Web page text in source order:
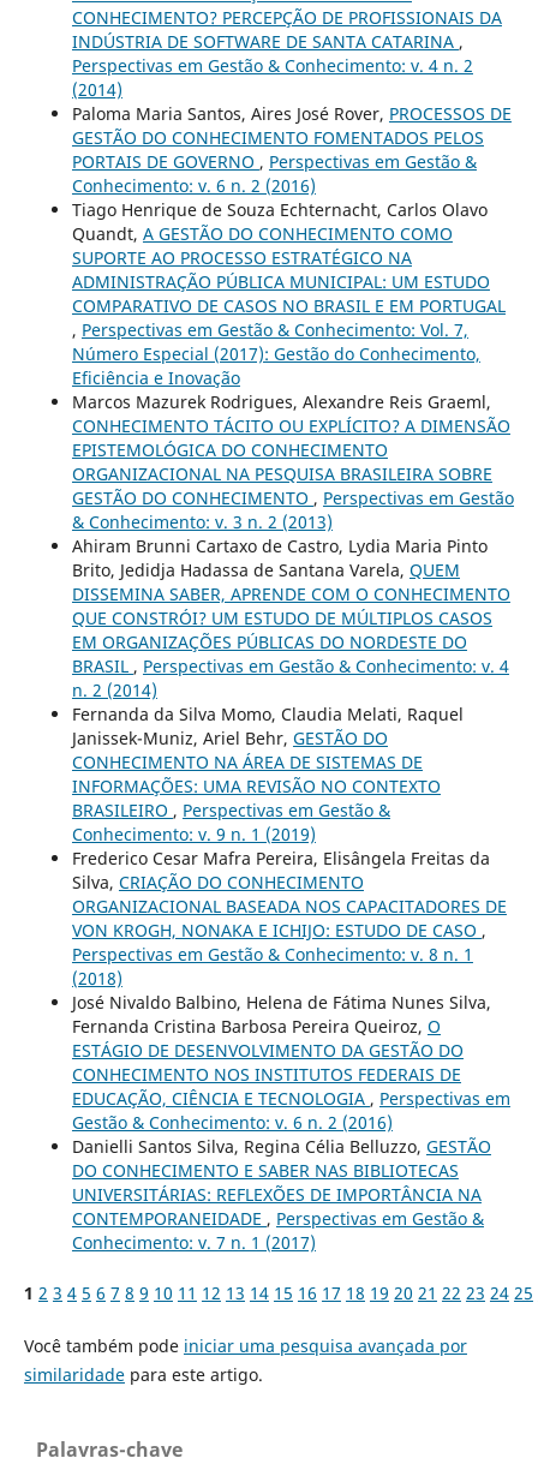
CONHECIMENTO? PERCEPÇÃO DE PROFISSIONAIS DA
INDÚSTRIA DE SOFTWARE DE SANTA CATARINA ,
Perspectivas em Gestão & Conhecimento: v. 4 n. 2
(2014)
Paloma Maria Santos, Aires José Rover, PROCESSOS DE
GESTÃO DO CONHECIMENTO FOMENTADOS PELOS
PORTAIS DE GOVERNO , Perspectivas em Gestão &
Conhecimento: v. 6 n. 2 (2016)
Tiago Henrique de Souza Echternacht, Carlos Olavo
Quandt, A GESTÃO DO CONHECIMENTO COMO
SUPORTE AO PROCESSO ESTRATÉGICO NA
ADMINISTRAÇÃO PÚBLICA MUNICIPAL: UM ESTUDO
COMPARATIVO DE CASOS NO BRASIL E EM PORTUGAL
, Perspectivas em Gestão & Conhecimento: Vol. 7,
Número Especial (2017): Gestão do Conhecimento,
Eficiência e Inovação
Marcos Mazurek Rodrigues, Alexandre Reis Graeml,
CONHECIMENTO TÁCITO OU EXPLÍCITO? A DIMENSÃO
EPISTEMOLÓGICA DO CONHECIMENTO
ORGANIZACIONAL NA PESQUISA BRASILEIRA SOBRE
GESTÃO DO CONHECIMENTO , Perspectivas em Gestão
& Conhecimento: v. 3 n. 2 (2013)
Ahiram Brunni Cartaxo de Castro, Lydia Maria Pinto
Brito, Jedidja Hadassa de Santana Varela, QUEM
DISSEMINA SABER, APRENDE COM O CONHECIMENTO
QUE CONSTRÓI? UM ESTUDO DE MÚLTIPLOS CASOS
EM ORGANIZAÇÕES PÚBLICAS DO NORDESTE DO
BRASIL , Perspectivas em Gestão & Conhecimento: v. 4
n. 2 (2014)
Fernanda da Silva Momo, Claudia Melati, Raquel
Janissek-Muniz, Ariel Behr, GESTÃO DO
CONHECIMENTO NA ÁREA DE SISTEMAS DE
INFORMAÇÕES: UMA REVISÃO NO CONTEXTO
BRASILEIRO , Perspectivas em Gestão &
Conhecimento: v. 9 n. 1 (2019)
Frederico Cesar Mafra Pereira, Elisângela Freitas da
Silva, CRIAÇÃO DO CONHECIMENTO
ORGANIZACIONAL BASEADA NOS CAPACITADORES DE
VON KROGH, NONAKA E ICHIJO: ESTUDO DE CASO ,
Perspectivas em Gestão & Conhecimento: v. 8 n. 1
(2018)
José Nivaldo Balbino, Helena de Fátima Nunes Silva,
Fernanda Cristina Barbosa Pereira Queiroz, O
ESTÁGIO DE DESENVOLVIMENTO DA GESTÃO DO
CONHECIMENTO NOS INSTITUTOS FEDERAIS DE
EDUCAÇÃO, CIÊNCIA E TECNOLOGIA , Perspectivas em
Gestão & Conhecimento: v. 6 n. 2 (2016)
Danielli Santos Silva, Regina Célia Belluzzo, GESTÃO
DO CONHECIMENTO E SABER NAS BIBLIOTECAS
UNIVERSITÁRIAS: REFLEXÕES DE IMPORTÂNCIA NA
CONTEMPORANEIDADE , Perspectivas em Gestão &
Conhecimento: v. 7 n. 1 (2017)
1 2 3 4 5 6 7 8 9 10 11 12 13 14 15 16 17 18 19 20 21 22 23 24 25
Você também pode iniciar uma pesquisa avançada por
similaridadepara este artigo.
Palavras-chave